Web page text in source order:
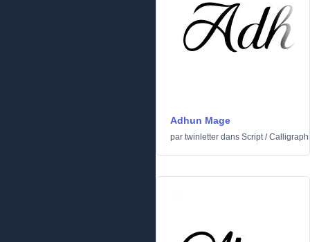
Adhun Mage
par twinletter dans Script/